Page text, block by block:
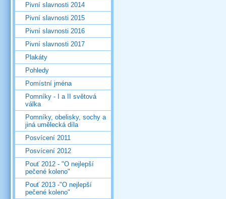
Pivní slavnosti 2014
Pivní slavnosti 2015
Pivní slavnosti 2016
Pivní slavnosti 2017
Plakáty
Pohledy
Pomístní jména
Pomníky - I a II světová
válka
Pomníky, obelisky, sochy a
jiná umělecká díla
Posvícení 2011
Posvícení 2012
Pouť 2012 - "O nejlepší
pečené koleno"
Pouť 2013 -"O nejlepší
pečené koleno"